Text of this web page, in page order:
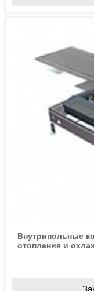
Внутрипольные
отопления и